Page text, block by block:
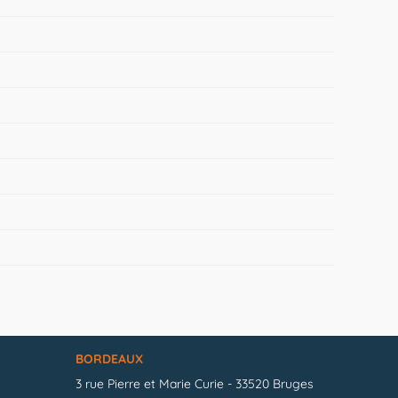
BORDEAUX
3 rue Pierre et Marie Curie - 33520 Bruges